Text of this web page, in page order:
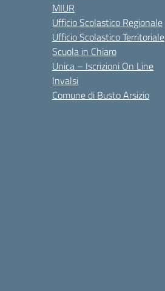
MIUR
Ufficio Scolastico Regionale
Ufficio Scolastico Territoriale
Scuola in Chiaro
Unica – Iscrizioni On Line
Invalsi
Comune di Busto Arsizio